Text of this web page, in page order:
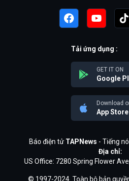
Tải ứng dụng :
GET IT ON
Google
Download
App Store
Báo điện tử TAPNews - Tiếng
Địa chỉ:
US Office: 7280 Spring Flower
© 1997-2024. Toàn bộ bản